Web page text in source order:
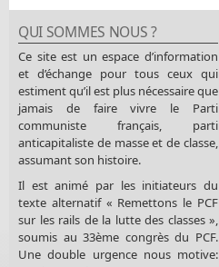
QUI SOMMES NOUS ?
Ce site est un espace d’information
et d’échange pour tous ceux qui
estiment qu’il est plus nécessaire que
jamais de faire vivre le Parti
communiste français, parti
anticapitaliste de masse et de classe,
assumant son histoire.
Il est animé par les initiateurs du
texte alternatif « Remettons le PCF
sur les rails de la lutte des classes »,
soumis au 33ème congrès du PCF.
Une double urgence nous motive: